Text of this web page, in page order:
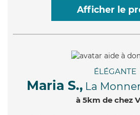
Afficher le
ÉLÉGANTE
Maria S., La
à 5km de chez